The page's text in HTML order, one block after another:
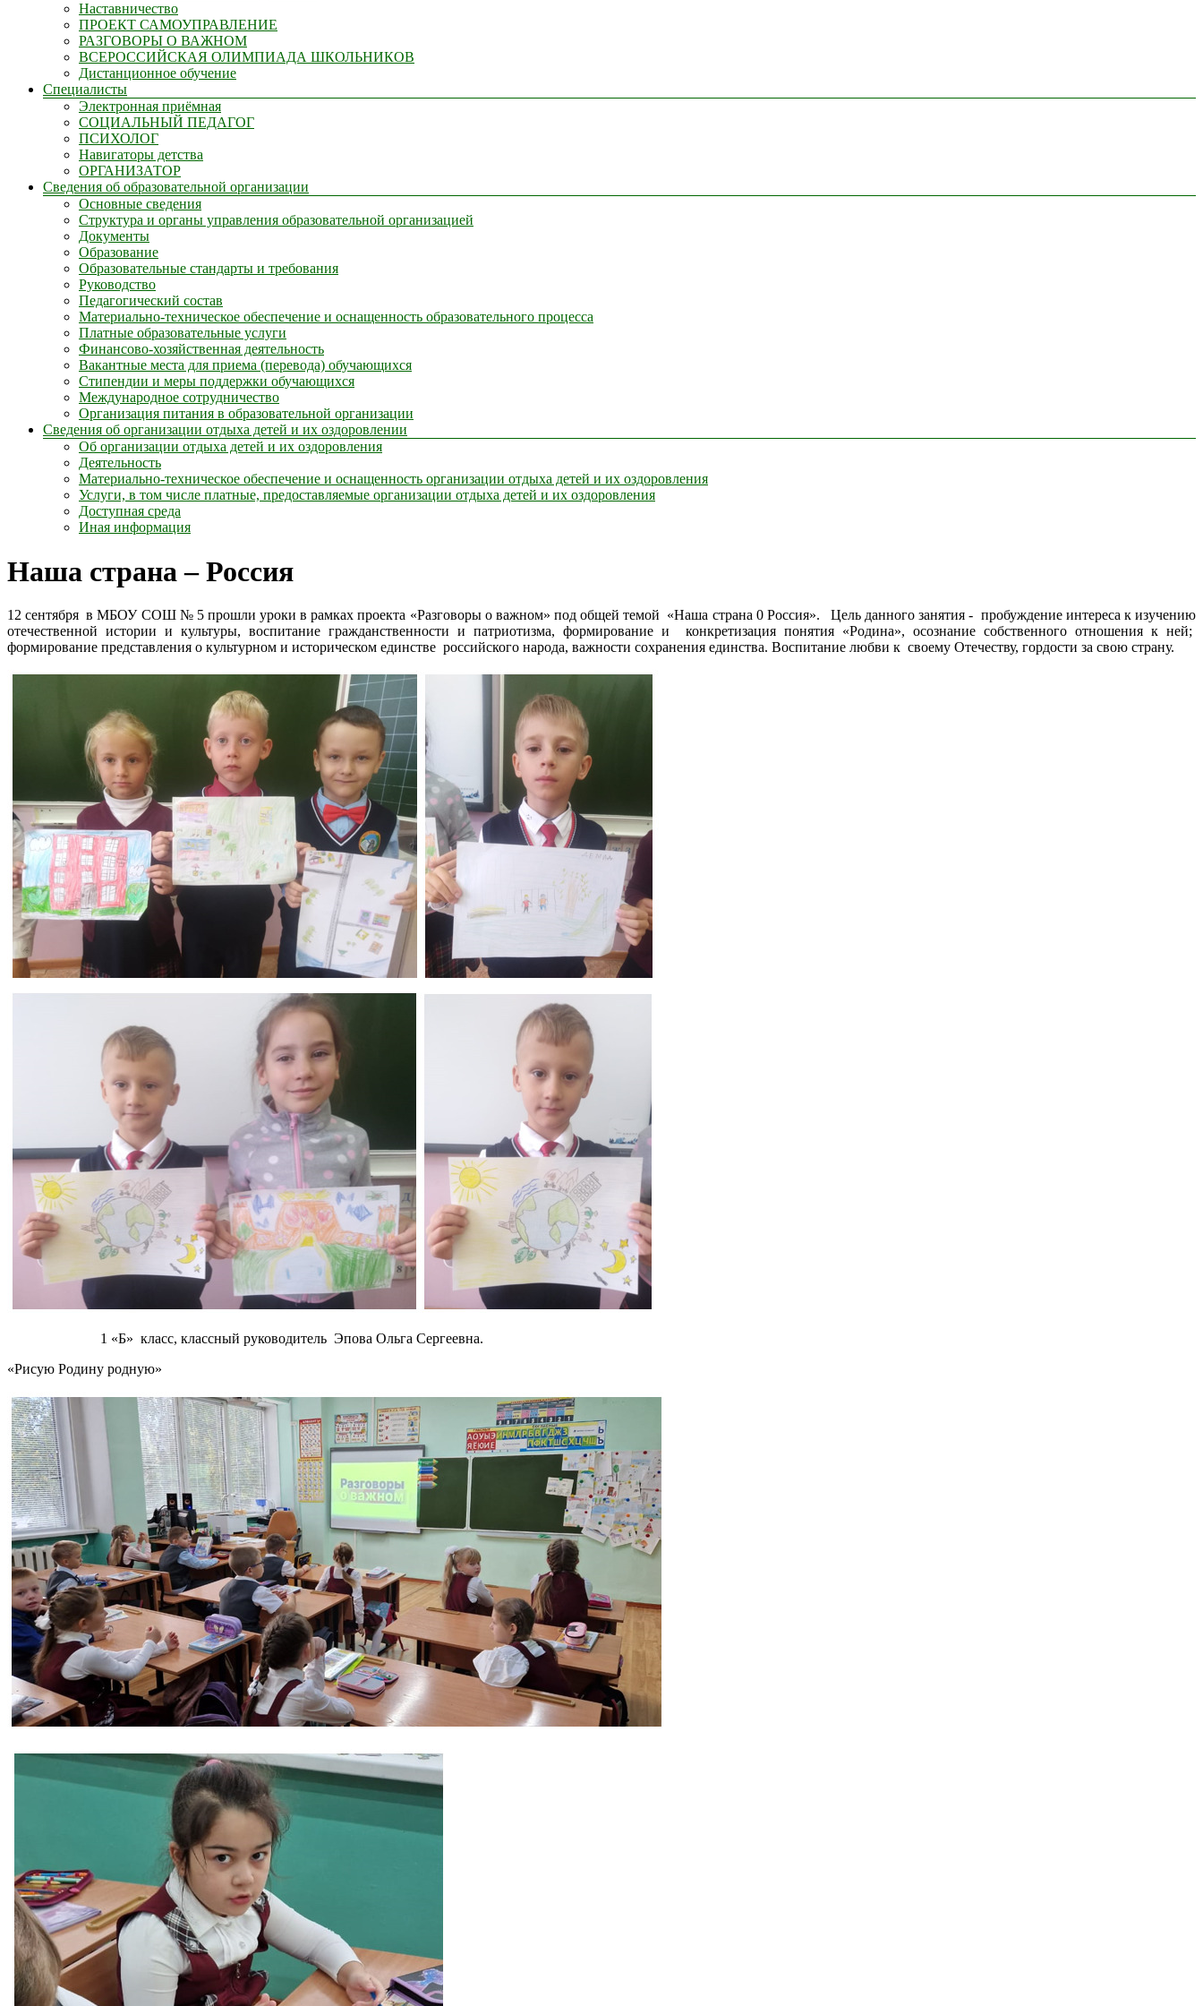
Наставничество
ПРОЕКТ САМОУПРАВЛЕНИЕ
РАЗГОВОРЫ О ВАЖНОМ
ВСЕРОССИЙСКАЯ ОЛИМПИАДА ШКОЛЬНИКОВ
Дистанционное обучение
Специалисты
Электронная приёмная
СОЦИАЛЬНЫЙ ПЕДАГОГ
ПСИХОЛОГ
Навигаторы детства
ОРГАНИЗАТОР
Сведения об образовательной организации
Основные сведения
Структура и органы управления образовательной организацией
Документы
Образование
Образовательные стандарты и требования
Руководство
Педагогический состав
Материально-техническое обеспечение и оснащенность образовательного процесса
Платные образовательные услуги
Финансово-хозяйственная деятельность
Вакантные места для приема (перевода) обучающихся
Стипендии и меры поддержки обучающихся
Международное сотрудничество
Организация питания в образовательной организации
Сведения об организации отдыха детей и их оздоровлении
Об организации отдыха детей и их оздоровления
Деятельность
Материально-техническое обеспечение и оснащенность организации отдыха детей и их оздоровления
Услуги, в том числе платные, предоставляемые организации отдыха детей и их оздоровления
Доступная среда
Иная информация
Наша страна – Россия
12 сентября в МБОУ СОШ № 5 прошли уроки в рамках проекта «Разговоры о важном» под общей темой «Наша страна 0 Россия». Цель данного занятия - пробуждение интереса к изучению
отечественной истории и культуры, воспитание гражданственности и патриотизма, формирование и конкретизация понятия «Родина», осознание собственного отношения к ней;
формирование представления о культурном и историческом единстве российского народа, важности сохранения единства. Воспитание любви к своему Отечеству, гордости за свою страну.
1 «Б» класс, классный руководитель Эпова Ольга Сергеевна.
«Рисую Родину родную»